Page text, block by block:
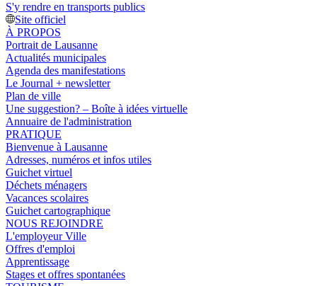
S'y rendre en transports publics
Site officiel
À PROPOS
Portrait de Lausanne
Actualités municipales
Agenda des manifestations
Le Journal + newsletter
Plan de ville
Une suggestion? – Boîte à idées virtuelle
Annuaire de l'administration
PRATIQUE
Bienvenue à Lausanne
Adresses, numéros et infos utiles
Guichet virtuel
Déchets ménagers
Vacances scolaires
Guichet cartographique
NOUS REJOINDRE
L'employeur Ville
Offres d'emploi
Apprentissage
Stages et offres spontanées